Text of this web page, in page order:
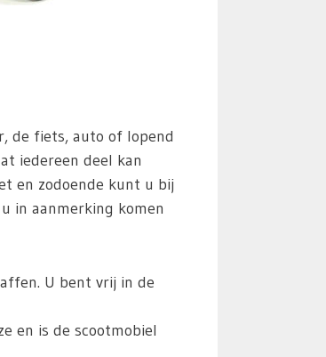
de fiets, auto of lopend
iedereen deel kan
en zodoende kunt u bij
in aanmerking komen
U bent vrij in de
en is de scootmobiel